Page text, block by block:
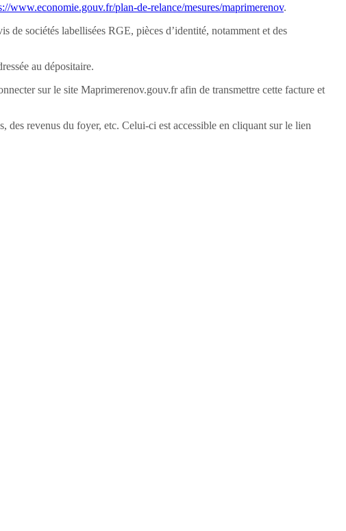
www.economie.gouv.fr/plan-de-relance/mesures/maprimerenov.
de sociétés labellisées RGE, pièces d’identité, notamment et des
au dépositaire.
sur le site Maprimerenov.gouv.fr afin de transmettre cette facture et
des revenus du foyer, etc. Celui-ci est accessible en cliquant sur le lien